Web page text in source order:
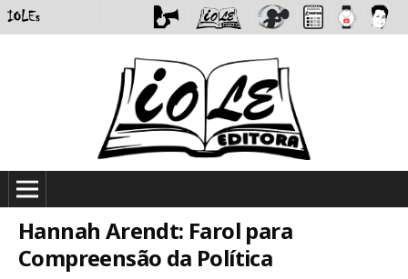
Hannah Arendt: Farol para
Compreensão da Política